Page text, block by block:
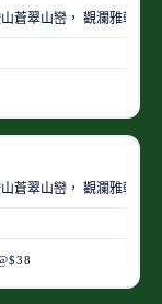
蒼翠山巒， 觀瀾雅軒臨
蒼翠山巒， 觀瀾雅軒臨